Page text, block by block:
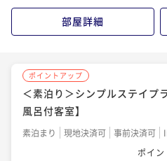
1泊2食付（夕・朝食）プラン
二食付き 現地決済可 事前決済可
部屋詳細
ポイントアップ
＜素泊り＞シンプルステイプ
風呂付客室】
素泊まり 現地決済可 事前決済可
ポイ